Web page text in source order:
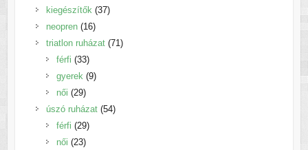
termék
kiegészítők 3737
neopren 1616
termék
triatlon ruházat 7171
férfi 3333
termék
gyerek 99
női 2929
termék
úszó ruházat 5454
férfi 2929
termék
női 2323